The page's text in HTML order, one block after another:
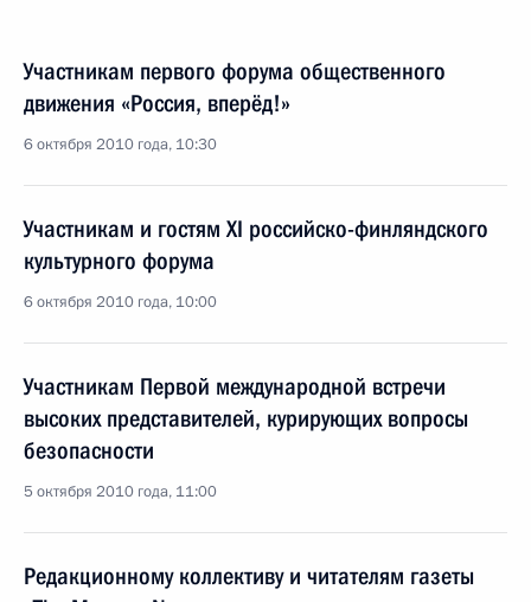
Участникам первого форума общественного
движения «Россия, вперёд!»
6 октября 2010 года, 10:30
Участникам и гостям XI российско-финляндского
культурного форума
6 октября 2010 года, 10:00
Участникам Первой международной встречи
высоких представителей, курирующих вопросы
безопасности
5 октября 2010 года, 11:00
Редакционному коллективу и читателям газеты